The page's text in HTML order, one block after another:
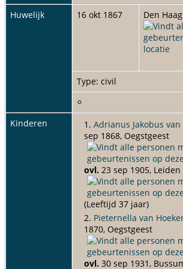
Huwelijk
16 okt 1867 Den Haag
Type: civil
Kinderen 1. Adrianus Jakobus van
sep 1868, Oegstgeest
ovl. 23 sep 1905, Leiden
(Leeftijd 37 jaar)
2. Pieternella van
1870, Oegstgeest
ovl. 30 sep 1931,